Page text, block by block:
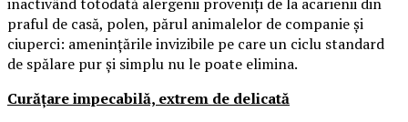
praful de casă, polen, părul animalelor de companie și
ciuperci: amenințările invizibile pe care un ciclu standard
de spălare pur și simplu nu le poate elimina.
Curățare impecabilă, extrem de delicată